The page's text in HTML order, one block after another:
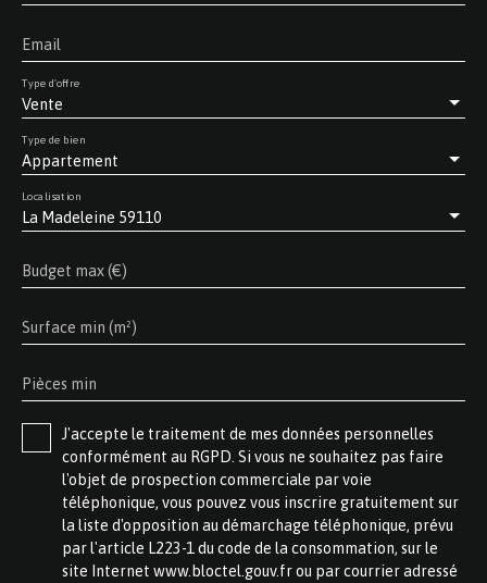
Email
Vente
Type d'offre
Appartement
Type de bien
La Madeleine 59110
Localisation
Budget max (€)
Surface min (m²)
Pièces min
J'accepte le traitement de mes données personnelles
conformément au RGPD. Si vous ne souhaitez pas faire
l'objet de prospection commerciale par voie
téléphonique, vous pouvez vous inscrire gratuitement sur
la liste d'opposition au démarchage téléphonique, prévu
par l'article L223-1 du code de la consommation, sur le
site Internet www.bloctel.gouv.fr ou par courrier adressé